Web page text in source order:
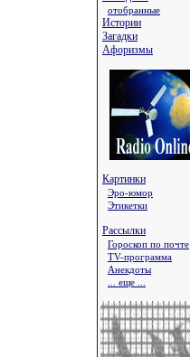
отобранные
Истории
Загадки
Афоризмы
Картинки
Эро-юмор
Этикетки
Рассылки
Гороскоп по почте
TV-программа
Анекдоты
... еще ...